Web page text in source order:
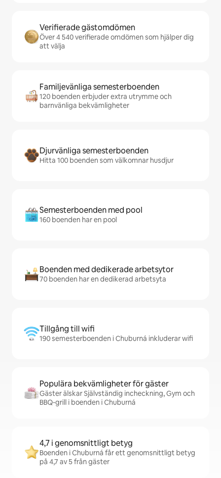
Verifierade gästomdömen
Över 4 540 verifierade omdömen som hjälper dig
att välja
Familjevänliga semesterboenden
120 boenden erbjuder extra utrymme och
barnvänliga bekvämligheter
Djurvänliga semesterboenden
Hitta 100 boenden som välkomnar husdjur
Semesterboenden med pool
160 boenden har en pool
Boenden med dedikerade arbetsytor
70 boenden har en dedikerad arbetsyta
Tillgång till wifi
190 semesterboenden i Chuburná inkluderar wifi
Populära bekvämligheter för gäster
Gäster älskar Självständig incheckning, Gym och
BBQ-grill i boenden i Chuburná
4,7 i genomsnittligt betyg
Boenden i Chuburná får ett genomsnittligt betyg
på 4,7 av 5 från gäster